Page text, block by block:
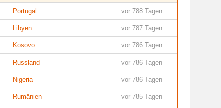
Portugal vor 788 Tagen
Libyen vor 787 Tagen
Kosovo vor 786 Tagen
Russland vor 786 Tagen
Nigeria vor 786 Tagen
Rumänien vor 785 Tagen